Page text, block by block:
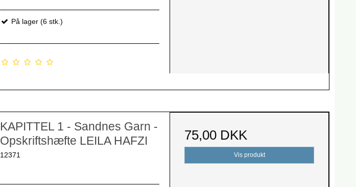
På lager (6 stk.)
KAPITTEL 1 - Sandnes Garn -
Opskriftshæfte LEILA HAFZI
12371
75,00 DKK
Vis produkt